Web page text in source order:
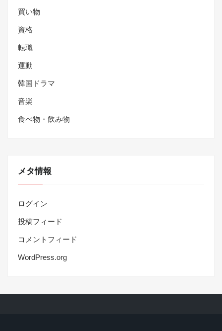
買い物
資格
転職
運動
韓国ドラマ
音楽
食べ物・飲み物
メタ情報
ログイン
投稿フィード
コメントフィード
WordPress.org